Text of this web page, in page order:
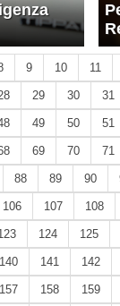
9 10 11
29 30 31
49 50 51
69 70 71
88 89 90
106 107 108
124 125
140 141 142
157 158 159